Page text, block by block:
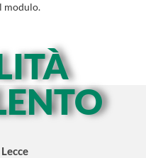
modulo.
Lecce